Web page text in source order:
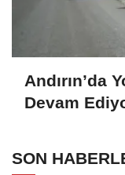
Andırın’da
Devam
SON